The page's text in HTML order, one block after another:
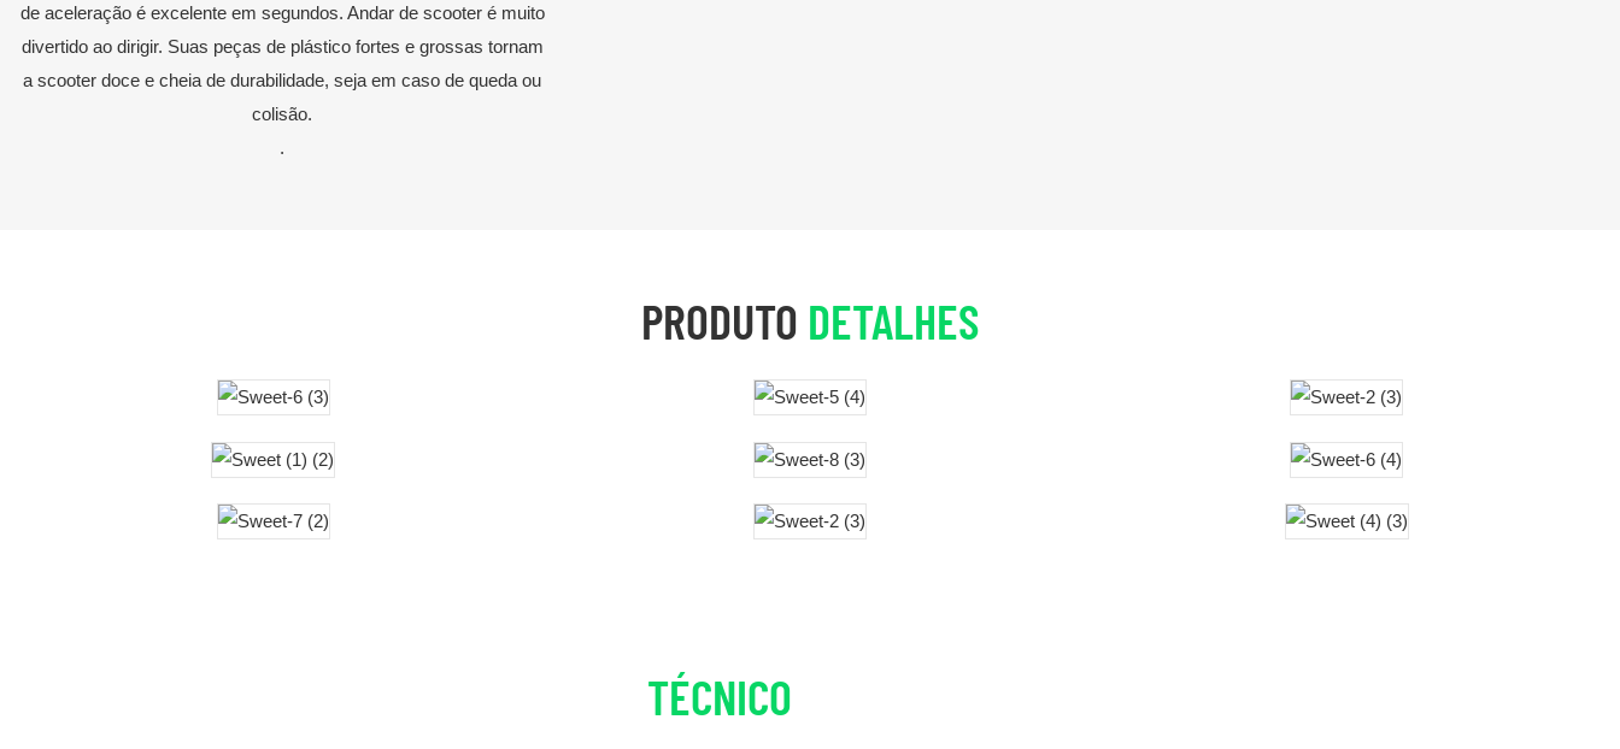
de aceleração é excelente em segundos. Andar de scooter é muito
divertido ao dirigir. Suas peças de plástico fortes e grossas tornam
a scooter doce e cheia de durabilidade, seja em caso de queda ou
colisão.
.
PRODUTO DETALHES
TÉCNICO